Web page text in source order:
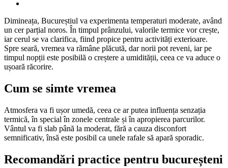
Dimineața, Bucureștiul va experimenta temperaturi moderate, având
un cer parțial noros. În timpul prânzului, valorile termice vor crește,
iar cerul se va clarifica, fiind propice pentru activități exterioare.
Spre seară, vremea va rămâne plăcută, dar norii pot reveni, iar pe
timpul nopții este posibilă o creștere a umidității, ceea ce va aduce o
ușoară răcorire.
Cum se simte vremea
Atmosfera va fi ușor umedă, ceea ce ar putea influența senzația
termică, în special în zonele centrale și în apropierea parcurilor.
Vântul va fi slab până la moderat, fără a cauza disconfort
semnificativ, însă este posibil ca unele rafale să apară sporadic.
Recomandări practice pentru bucureșteni